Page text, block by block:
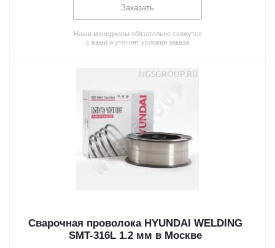
Заказать
Наши менеджеры обязательно свяжутся
с вами и уточнят условия заказа
Сварочная проволока HYUNDAI WELDING
SMT-316L 1.2 мм в Москве